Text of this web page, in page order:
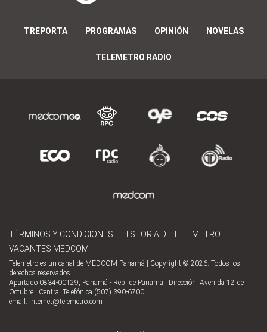
TREPORTA PROGRAMAS OPINIÓN NOVELAS
TELEMETRO RADIO
TÉRMINOS Y CONDICIONES
HISTORIA DE TELEMETRO
VACANTES MEDCOM
Telemetro es un canal de MEDCOM Panamá | Copyright © 2026. Todos los
derechos reservados.
Apartado 0834-00129, Panamá - Rep. de Panamá | Dirección, Avenida 12 de
Octubre | Central Telefónica (507) 390-6700
email: internet@telemetro.com